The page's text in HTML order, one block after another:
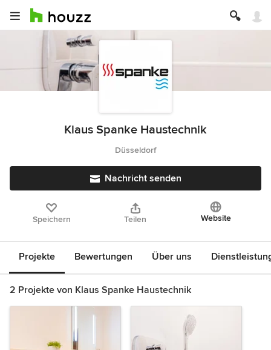
Klaus Spanke Haustechnik
Düsseldorf
Nachricht senden
Speichern Teilen Website
Projekte Bewertungen Über uns
2 Projekte von Klaus Spanke Haustechnik